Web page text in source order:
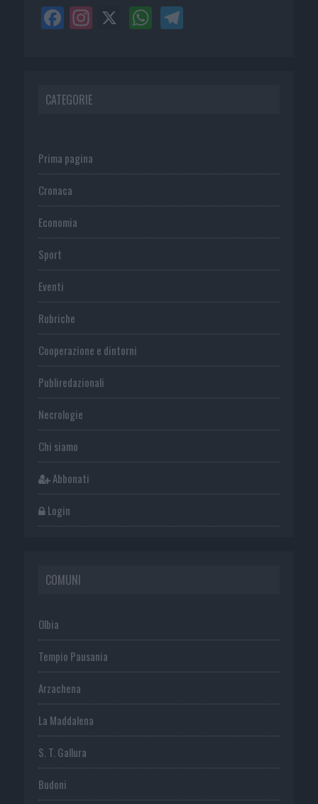
CATEGORIE
Prima pagina
Cronaca
Economia
Sport
Eventi
Rubriche
Cooperazione e dintorni
Publiredazionali
Necrologie
Chi siamo
Abbonati
Login
COMUNI
Olbia
Tempio Pausania
Arzachena
La Maddalena
S. T. Gallura
Budoni